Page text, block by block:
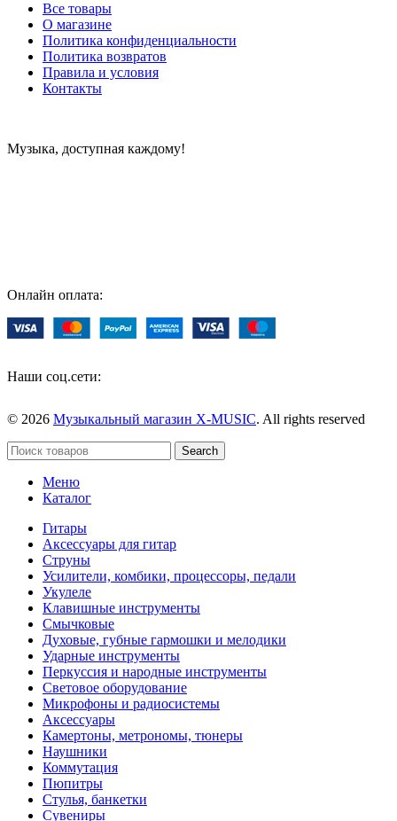
Все товары
О магазине
Политика конфиденциальности
Политика возвратов
Правила и условия
Контакты
Музыка, доступная каждому!
Онлайн оплата:
Наши соц.сети:
© 2026 Музыкальный магазин X-MUSIC. All rights reserved
Search
Меню
Каталог
Гитары
Аксессуары для гитар
Струны
Усилители, комбики, процессоры, педали
Укулеле
Клавишные инструменты
Смычковые
Духовые, губные гармошки и мелодики
Ударные инструменты
Перкуссия и народные инструменты
Световое оборудование
Микрофоны и радиосистемы
Аксессуары
Камертоны, метрономы, тюнеры
Наушники
Коммутация
Пюпитры
Стулья, банкетки
Сувениры